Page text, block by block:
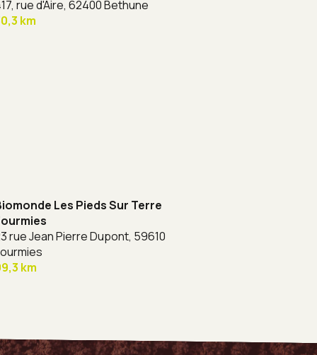
rue d'Aire, 62400 Bethune
km
Les Pieds Sur Terre
rue Jean Pierre Dupont, 59610
km